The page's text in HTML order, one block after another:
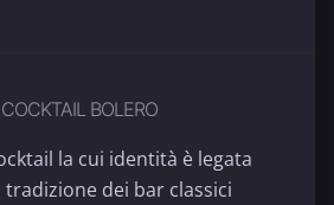
BOLERO
la cui identità è legata
dei bar classici